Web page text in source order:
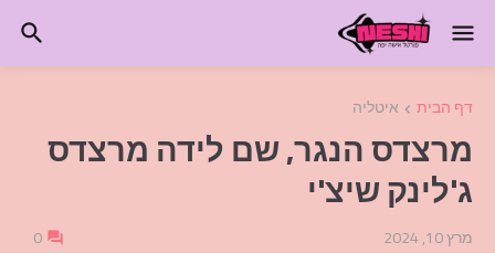
דף הבית איטליה
מרצדס הנגר, שם לידה מרצדס
ג'לינק שיצ'י
מרץ 10, 2024 0